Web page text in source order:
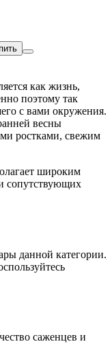
как жизнь,
поэтому так
с вами окружения.
весны
ростками, свежим
широким
сопутствующих
данной категории.
саженцев и